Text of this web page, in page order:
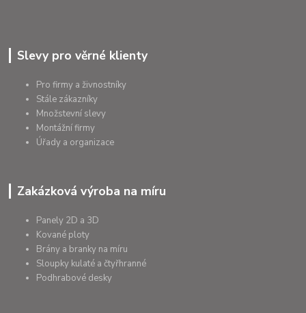
Slevy pro věrné klienty
Pro firmy a živnostníky
Stále zákazníky
Množstevní slevy
Montážní firmy
Úřady a organizace
Zakázková výroba na míru
Panely 2D a 3D
Kované ploty
Brány a branky na míru
Sloupky kulaté a čtyřhranné
Podhrabové desky